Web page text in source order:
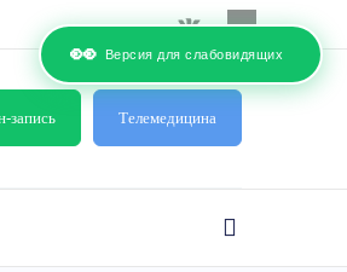
👀 Версия для слабовидящих
запись Телемедицина